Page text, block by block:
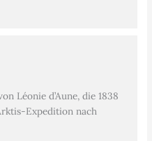
Léonie d’Aune, die 1838
Expedition nach